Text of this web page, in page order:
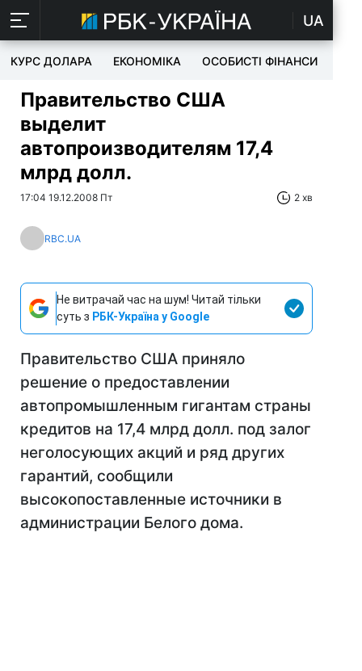
UA
КУРС ДОЛАРА ЕКОНОМІКА ОСОБИСТІ ФІНАНСИ
Правительство США
выделит
автопроизводителям 17,4
млрд долл.
17:04 19.12.2008 Пт 2 хв
RBC.UA
Не витрачай час на шум! Читай тільки
суть з РБК-Україна у Google
Правительство США приняло
решение о предоставлении
автопромышленным гигантам страны
кредитов на 17,4 млрд долл. под залог
неголосующих акций и ряд других
гарантий, сообщили
высокопоставленные источники в
администрации Белого дома.